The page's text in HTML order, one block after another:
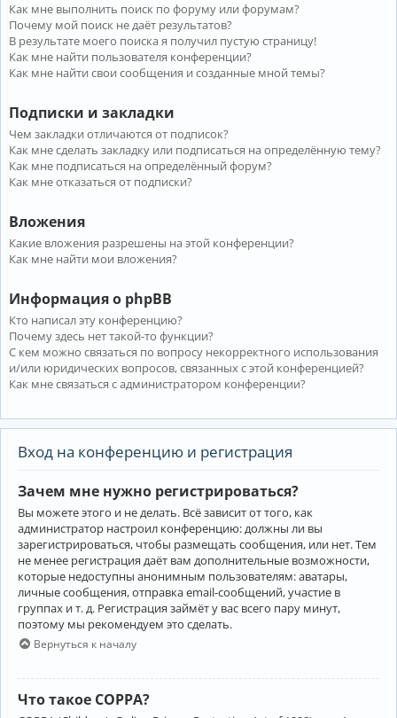
Как мне выполнить поиск по форуму или форумам?
Почему мой поиск не даёт результатов?
В результате моего поиска я получил пустую страницу!
Как мне найти пользователя конференции?
Как мне найти свои сообщения и созданные мной темы?
Подписки и закладки
Чем закладки отличаются от подписок?
Как мне сделать закладку или подписаться на определённую тему?
Как мне подписаться на определённый форум?
Как мне отказаться от подписки?
Вложения
Какие вложения разрешены на этой конференции?
Как мне найти мои вложения?
Информация о phpBB
Кто написал эту конференцию?
Почему здесь нет такой-то функции?
С кем можно связаться по вопросу некорректного использования
и/или юридических вопросов, связанных с этой конференцией?
Как мне связаться с администратором конференции?
Вход на конференцию и регистрация
Зачем мне нужно регистрироваться?
Вы можете этого и не делать. Всё зависит от того, как
администратор настроил конференцию: должны ли вы
зарегистрироваться, чтобы размещать сообщения, или нет. Тем
не менее регистрация даёт вам дополнительные возможности,
которые недоступны анонимным пользователям: аватары,
личные сообщения, отправка email-сообщений, участие в
группах и т. д. Регистрация займёт у вас всего пару минут,
поэтому мы рекомендуем это сделать.
Вернуться к началу
Что такое COPPA?